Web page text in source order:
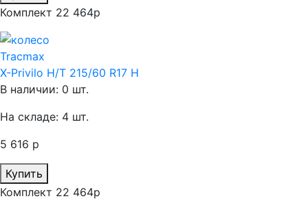
Комплект 22 464р
Tracmax
X-Privilo H/T 215/60 R17 H
В наличии: 0 шт.
На складе: 4 шт.
5 616 р
Купить
Комплект 22 464р